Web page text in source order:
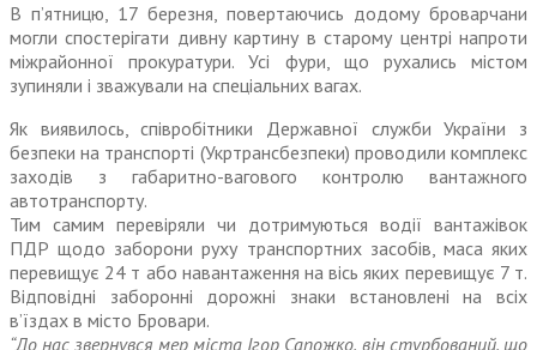
В п’ятницю, 17 березня, повертаючись додому броварчани
могли спостерігати дивну картину в старому центрі напроти
міжрайонної прокуратури. Усі фури, що рухались містом
зупиняли і зважували на спеціальних вагах.
Як виявилось, співробітники Державної служби України з
безпеки на транспорті (Укртрансбезпеки) проводили комплекс
заходів з габаритно-вагового контролю вантажного
автотранспорту.
Тим самим перевіряли чи дотримуються водії вантажівок
ПДР щодо заборони руху транспортних засобів, маса яких
перевищує 24 т або навантаження на вісь яких перевищує 7 т.
Відповідні заборонні дорожні знаки встановлені на всіх
в’їздах в місто Бровари.
“До нас звернувся мер міста Ігор Сапожко, він стурбований, що